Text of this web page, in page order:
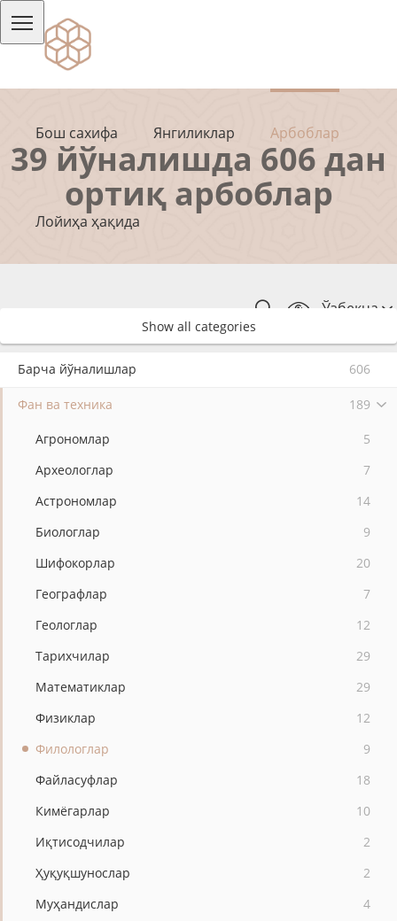
Бош сахифа Янгиликлар Арбоблар
Лойиҳа ҳақида
Ўзбекча
39 йўналишда 606 дан
ортиқ арбоблар
Show all categories
Барча йўналишлар 606
Фан ва техника 189
Агрономлар
5
Археологлар
7
Астрономлар
14
Биологлар
9
Шифокорлар
20
Географлар
7
Геологлар
12
Тарихчилар
29
Математиклар
29
Физиклар
12
Филологлар
9
Файласуфлар
18
Кимёгарлар
10
Иқтисодчилар
2
Ҳуқуқшунослар
2
Муҳандислар
4